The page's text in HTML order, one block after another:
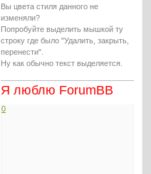
Вы цвета стиля данного не
изменяли?
Попробуйте выделить мышкой ту
строку где было "Удалить, закрыть,
перенести".
Ну как обычно текст выделяется.
Я люблю ForumBB
0